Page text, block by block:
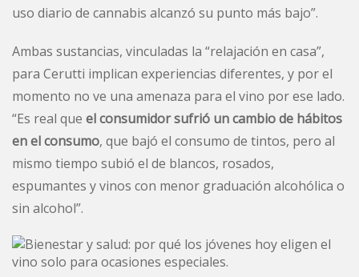
uso diario de cannabis alcanzó su punto más bajo”.
Ambas sustancias, vinculadas la “relajación en casa”,
para Cerutti implican experiencias diferentes, y por el
momento no ve una amenaza para el vino por ese lado.
“Es real que el consumidor sufrió un cambio de hábitos
en el consumo, que bajó el consumo de tintos, pero al
mismo tiempo subió el de blancos, rosados,
espumantes y vinos con menor graduación alcohólica o
sin alcohol”.